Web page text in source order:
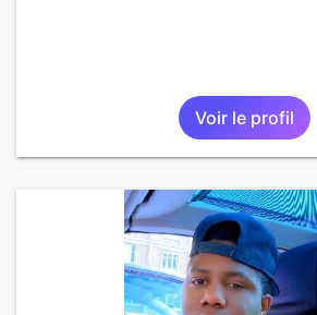
Voir le profil